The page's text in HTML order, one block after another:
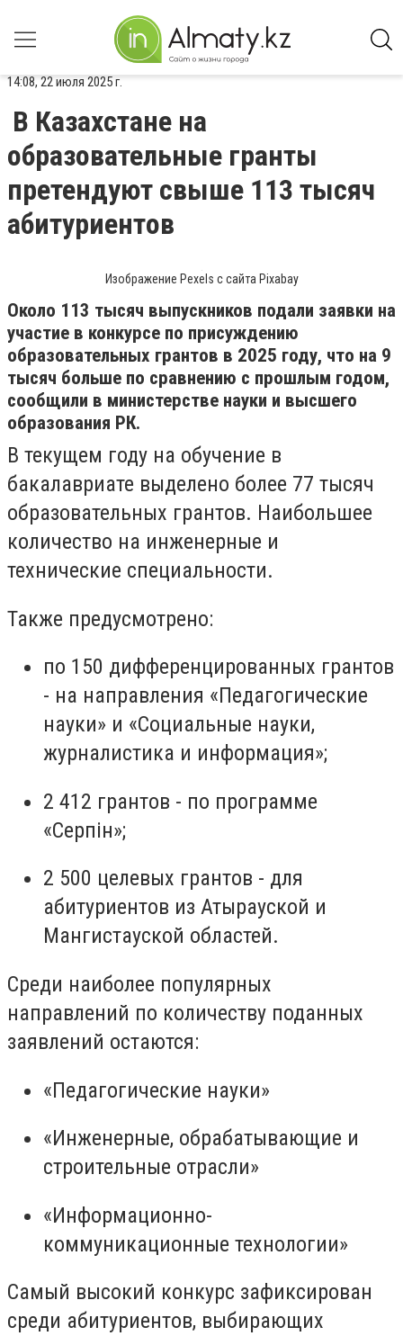
14:08, 22 июля 2025 г.
В Казахстане на
образовательные гранты
претендуют свыше 113 тысяч
абитуриентов
Изображение Pexels с сайта Pixabay
Около 113 тысяч выпускников подали заявки на
участие в конкурсе по присуждению
образовательных грантов в 2025 году, что на 9
тысяч больше по сравнению с прошлым годом,
сообщили в министерстве науки и высшего
образования РК.
В текущем году на обучение в
бакалавриате выделено более 77 тысяч
образовательных грантов. Наибольшее
количество на инженерные и
технические специальности.
Также предусмотрено:
по 150 дифференцированных грантов
- на направления «Педагогические
науки» и «Социальные науки,
журналистика и информация»;
2 412 грантов - по программе
«Серпін»;
2 500 целевых грантов - для
абитуриентов из Атырауской и
Мангистауской областей.
Среди наиболее популярных
направлений по количеству поданных
заявлений остаются:
«Педагогические науки»
«Инженерные, обрабатывающие и
строительные отрасли»
«Информационно-
коммуникационные технологии»
Самый высокий конкурс зафиксирован
среди абитуриентов, выбирающих